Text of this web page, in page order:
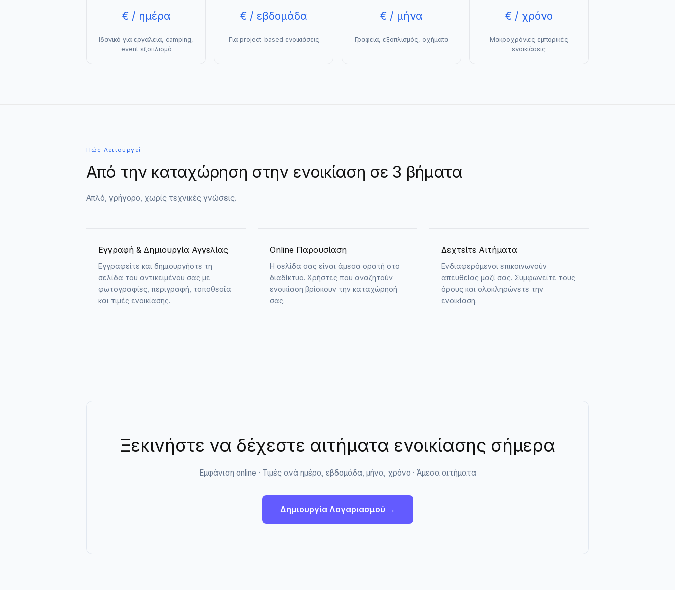
€ / ημέρα
Ιδανικό για εργαλεία, camping,
event εξοπλισμό
€ / εβδομάδα
Για project-based ενοικιάσεις
€ / μήνα
Γραφεία, εξοπλισμός, οχήματα
€ / χρόνο
Μακροχρόνιες εμπορικές
ενοικιάσεις
Πώς Λειτουργεί
Από την καταχώρηση στην ενοικίαση σε 3 βήματα
Απλό, γρήγορο, χωρίς τεχνικές γνώσεις.
Εγγραφή & Δημιουργία Αγγελίας
Εγγραφείτε και δημιουργήστε τη
σελίδα του αντικειμένου σας με
φωτογραφίες, περιγραφή, τοποθεσία
και τιμές ενοικίασης.
Online Παρουσίαση
Η σελίδα σας είναι άμεσα ορατή στο
διαδίκτυο. Χρήστες που αναζητούν
ενοικίαση βρίσκουν την καταχώρησή
σας.
Δεχτείτε Αιτήματα
Ενδιαφερόμενοι επικοινωνούν
απευθείας μαζί σας. Συμφωνείτε τους
όρους και ολοκληρώνετε την
ενοικίαση.
Ξεκινήστε να δέχεστε αιτήματα ενοικίασης σήμερα
Εμφάνιση online · Τιμές ανά ημέρα, εβδομάδα, μήνα, χρόνο · Άμεσα αιτήματα
Δημιουργία Λογαριασμού →